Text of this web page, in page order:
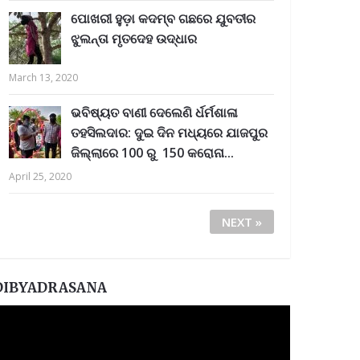
ପୋଖରୀ ହୁଡ଼ା କଦମ୍ବ ଗଛରେ ଯୁବତୀର
ଝୁଲନ୍ତା ମୃତଦେହ ଉଦ୍ଧାର
March 13, 2020
ଭବିଷ୍ୟତ ବାଣୀ ଦେଲେଣି ର୍ଧର୍ମଶାଳା
ତହସିଲଦାର: ଦୁଇ ଦିନ ମଧ୍ୟରେ ଯାଜପୁର
ଜିଲ୍ଲାରେ 100 ରୁ 150 କରୋନା...
April 25, 2020
NEXT »